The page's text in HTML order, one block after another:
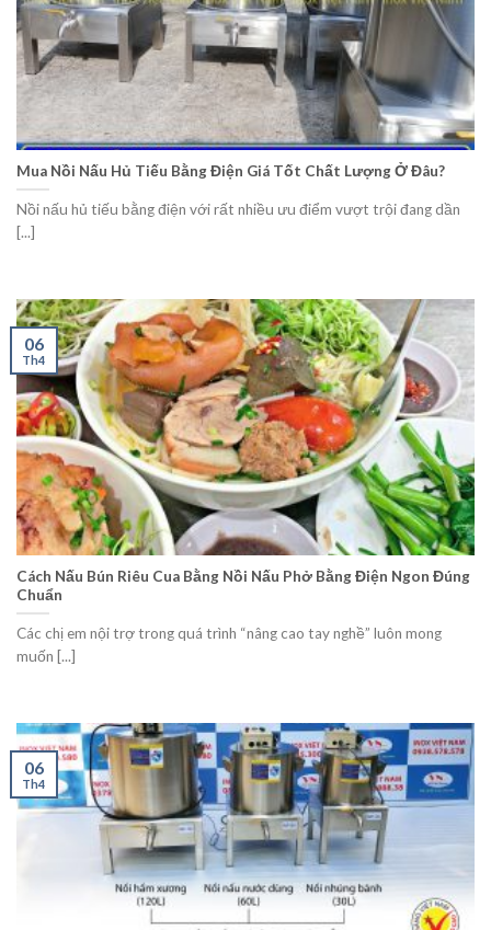
Mua Nồi Nấu Hủ Tiếu Bằng Điện Giá Tốt Chất Lượng Ở Đâu?
Nồi nấu hủ tiếu bằng điện với rất nhiều ưu điểm vượt trội đang dần
[...]
Cách Nấu Bún Riêu Cua Bằng Nồi Nấu Phở Bằng Điện Ngon Đúng
Chuẩn
Các chị em nội trợ trong quá trình “nâng cao tay nghề” luôn mong
muốn [...]
06
Th4
06
Th4